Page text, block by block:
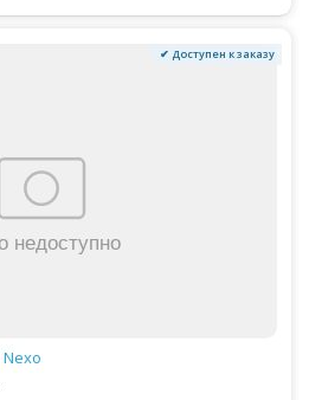
✔ Доступен к заказу
Nexo